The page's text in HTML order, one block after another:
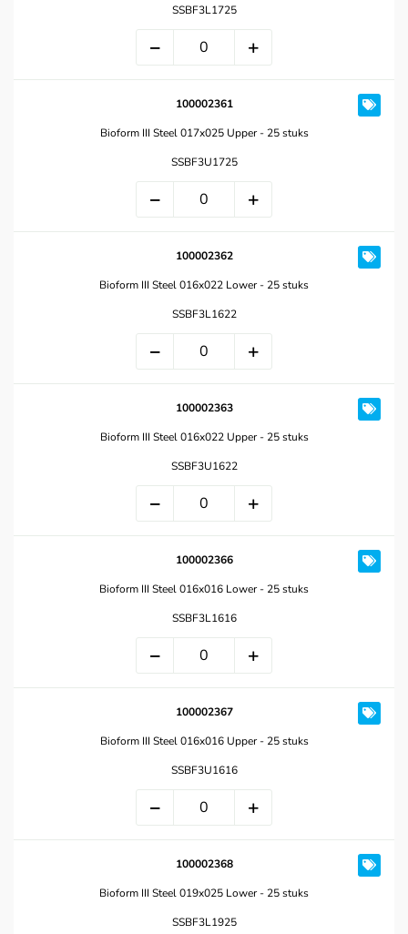
SSBF3L1725
100002361
Bioform III Steel 017x025 Upper - 25 stuks
SSBF3U1725
100002362
Bioform III Steel 016x022 Lower - 25 stuks
SSBF3L1622
100002363
Bioform III Steel 016x022 Upper - 25 stuks
SSBF3U1622
100002366
Bioform III Steel 016x016 Lower - 25 stuks
SSBF3L1616
100002367
Bioform III Steel 016x016 Upper - 25 stuks
SSBF3U1616
100002368
Bioform III Steel 019x025 Lower - 25 stuks
SSBF3L1925